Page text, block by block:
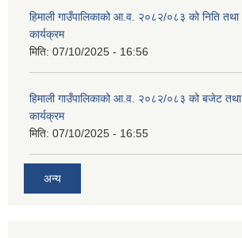
हिमाली गाउँपालिकाको आ.व. २०८२/०८३ को निति तथा
कार्यक्रम
मिति: 07/10/2025 - 16:56
हिमाली गाउँपालिकाको आ.व. २०८२/०८३ को बजेट तथा
कार्यक्रम
मिति: 07/10/2025 - 16:55
अन्य